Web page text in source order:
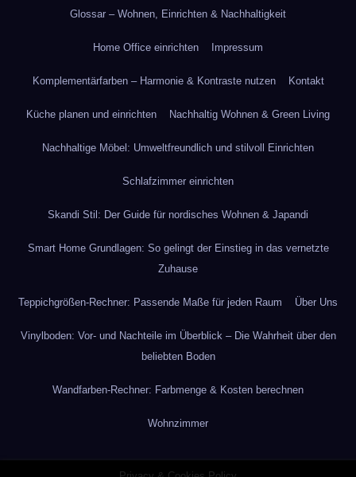
Glossar – Wohnen, Einrichten & Nachhaltigkeit
Home Office einrichten Impressum
Komplementärfarben – Harmonie & Kontraste nutzen Kontakt
Küche planen und einrichten Nachhaltig Wohnen & Green Living
Nachhaltige Möbel: Umweltfreundlich und stilvoll Einrichten
Schlafzimmer einrichten
Skandi Stil: Der Guide für nordisches Wohnen & Japandi
Smart Home Grundlagen: So gelingt der Einstieg in das vernetzte
Zuhause
Teppichgrößen-Rechner: Passende Maße für jeden Raum Über Uns
Vinylboden: Vor- und Nachteile im Überblick – Die Wahrheit über den
beliebten Boden
Wandfarben-Rechner: Farbmenge & Kosten berechnen
Wohnzimmer